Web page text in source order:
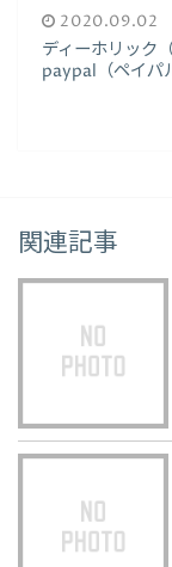
2020.09.02
ディーホリック
paypal（ペイパ
関連記事